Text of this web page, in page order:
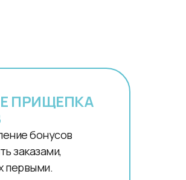
ПРИЩЕПКА
бонусов
заказами,
первыми.